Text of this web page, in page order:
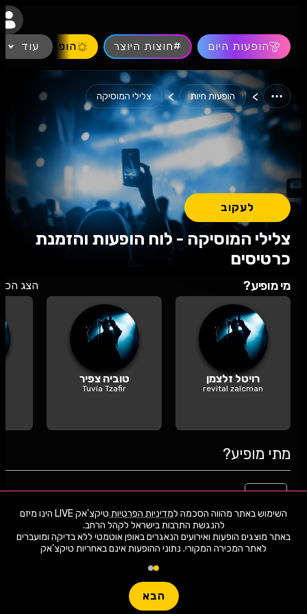
השימוש באתר מהווה הסכמה למדיניות הפרטיות
טיקצ'אק LIVE הינו מיזם
באתר מוצגים הופעות ואירועים הנאגרים באופן אוטמטי ללא בדיקה ומועברים
לאתר המכירה המקורי. נתוני ההופעות אינם באחריות טיקצ'אק
הבא
הופעות היום #חוצות היוצר הופעות חיות
עוד
> הופעות חיות > צלילי המוסיקה
צלילי המוסיקה - לוח הופעות והזמנת
כרטיסים
לעקוב
מי מופיע? הצג הכל
רויטל זלצמן
revital zalcman
טוביה צפיר
Tuvia Tzafir
מתי מופיע?
19
יום רביעי | 17:00
חיפה
אתר המכירה